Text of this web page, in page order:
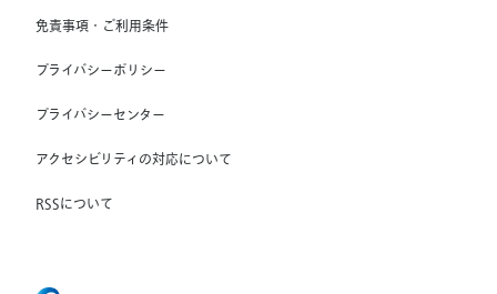
Unique NV
Staffmark Group, LLC
The CSI Companies, Inc.
免責事項・ご利用条件
プライバシーポリシー
プライバシーセンター
アクセシビリティの対応について
RSSについて